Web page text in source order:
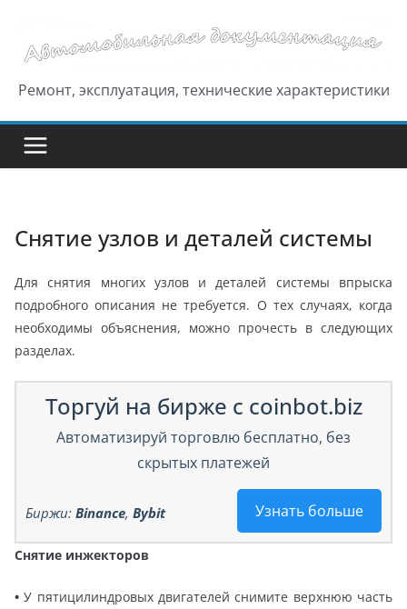
содержимому
Ремонт, эксплуатация, технические характеристики
Снятие узлов и деталей системы
Для снятия многих узлов и деталей системы впрыска
подробного описания не требуется. О тех случаях, когда
необходимы объяснения, можно прочесть в следующих
разделах.
Торгуй на бирже с coinbot.biz
Автоматизируй торговлю бесплатно, без
скрытых платежей
Узнать больше
Биржи: Binance, Bybit
Снятие инжекторов
• У пятицилиндровых двигателей снимите верхнюю часть